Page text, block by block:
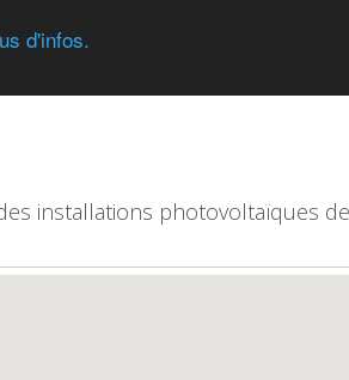
d'infos.
installations photovoltaïques